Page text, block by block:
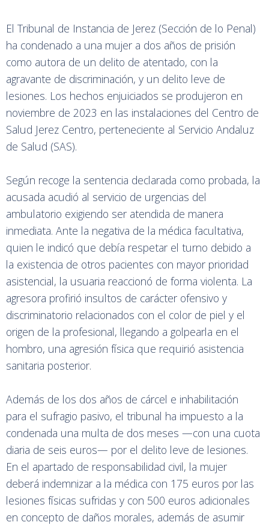
El Tribunal de Instancia de Jerez (Sección de lo Penal)
ha condenado a una mujer a dos años de prisión
como autora de un delito de atentado, con la
agravante de discriminación, y un delito leve de
lesiones. Los hechos enjuiciados se produjeron en
noviembre de 2023 en las instalaciones del Centro de
Salud Jerez Centro, perteneciente al Servicio Andaluz
de Salud (SAS).
Según recoge la sentencia declarada como probada, la
acusada acudió al servicio de urgencias del
ambulatorio exigiendo ser atendida de manera
inmediata. Ante la negativa de la médica facultativa,
quien le indicó que debía respetar el turno debido a
la existencia de otros pacientes con mayor prioridad
asistencial, la usuaria reaccionó de forma violenta. La
agresora profirió insultos de carácter ofensivo y
discriminatorio relacionados con el color de piel y el
origen de la profesional, llegando a golpearla en el
hombro, una agresión física que requirió asistencia
sanitaria posterior.
Además de los dos años de cárcel e inhabilitación
para el sufragio pasivo, el tribunal ha impuesto a la
condenada una multa de dos meses —con una cuota
diaria de seis euros— por el delito leve de lesiones.
En el apartado de responsabilidad civil, la mujer
deberá indemnizar a la médica con 175 euros por las
lesiones físicas sufridas y con 500 euros adicionales
en concepto de daños morales, además de asumir